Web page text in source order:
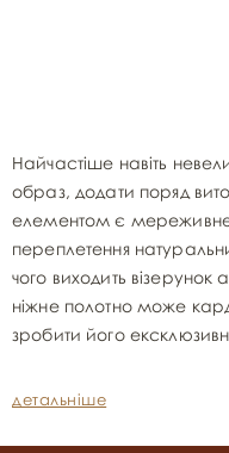
Найчастіше навіть
образ, додати поряд
елементом є
переплетення
чого виходить
ніжне полотно може
зробити його
детальніше